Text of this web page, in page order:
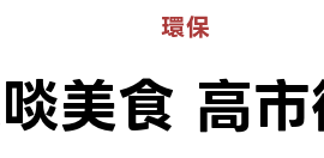
環保
美食 高